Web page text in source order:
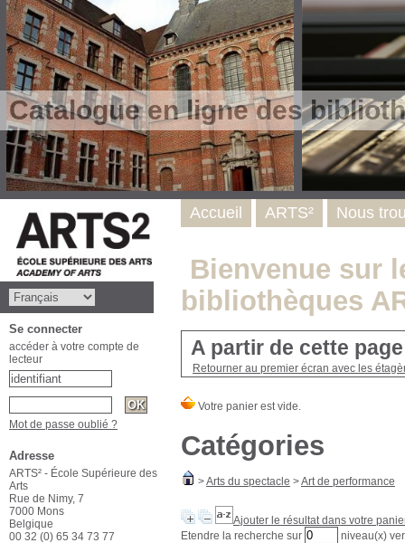
Catalogue en ligne des
Bienvenue sur
bibliothèques
A partir de cette
Retourner au premier écran avec les
Catégories
>Arts du spectacle >Art de performance
Ajouter le résultat dans votre
Etendre la recherche sur
niveau(x)
Accueil ARTS² Nous
Se connecter
accéder à votre compte de
lecteur
Mot de passe oublié ?
Adresse
ARTS² - École Supérieure des
Arts
Rue de Nimy, 7
7000 Mons
Belgique
00 32 (0) 65 34 73 77